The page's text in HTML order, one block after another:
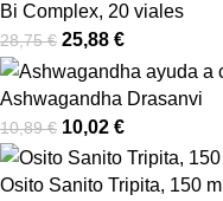
Bi Complex, 20 viales
28,75€ 25,88 €
Ashwagandha Drasanvi
10,89€ 10,02 €
Osito Sanito Tripita, 150 ml